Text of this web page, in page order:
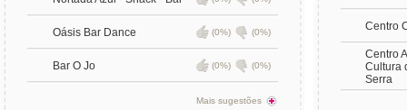
Oásis Bar Dance (0%) (0%)
Bar O Jo (0%) (0%)
Mais sugestões
Centro
Centro
Cultura
Serra